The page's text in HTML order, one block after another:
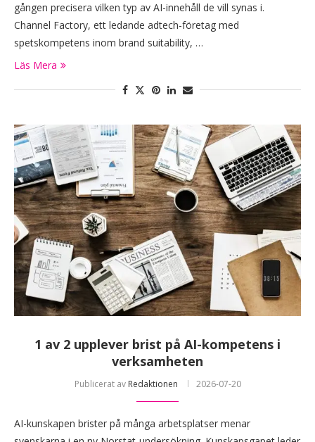
gången precisera vilken typ av AI-innehåll de vill synas i.
Channel Factory, ett ledande adtech-företag med
spetskompetens inom brand suitability, …
Läs Mera
1 av 2 upplever brist på AI-kompetens i
verksamheten
Publicerat av Redaktionen 2026-07-20
AI-kunskapen brister på många arbetsplatser menar